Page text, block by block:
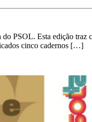
PSOL. Esta edição
cinco cadernos […]